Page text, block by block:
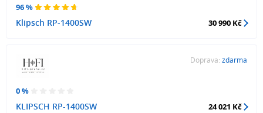
96 %
Klipsch RP-1400SW 30 990 Kč
0 %
KLIPSCH RP-1400SW
Doprava: zdarma
24 021 Kč